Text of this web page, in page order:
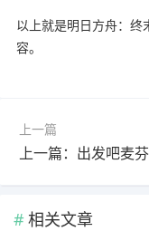
以上就是明日方舟：终
容。
上一篇
相关文章